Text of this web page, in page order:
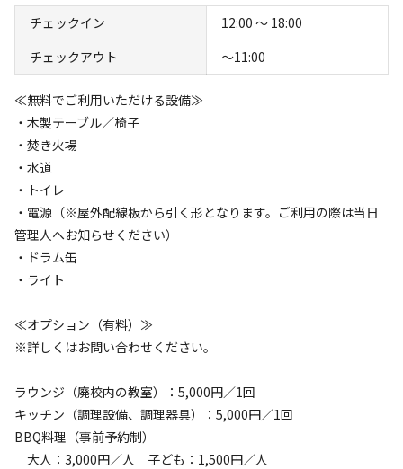
テーブル、丸太椅子、焚き火場、水道、電気、トイレ
ラウンジとキッチンは＋¥10,000で提供。
チェックイン
12:00 〜 18:00
チェックアウト
〜11:00
≪無料でご利用いただける設備≫
・木製テーブル／椅子
・焚き火場
・水道
・トイレ
・電源（※屋外配線板から引く形となります。ご利用の際は当日
管理人へお知らせください）
・ドラム缶
・ライト
≪オプション（有料）≫
※詳しくはお問い合わせください。
ラウンジ（廃校内の教室）：5,000円／1回
キッチン（調理設備、調理器具）：5,000円／1回
BBQ料理（事前予約制）
大人：3,000円／人 子ども：1,500円／人
人、家族、グループ向けに体験型アウトドアイベントを実
ご希望であれば体験・アクティビティ、夕飯を提供！
す。
無農薬無肥料で自然に近い状態で野菜を育てている自家農
場では、種まきや野菜収穫が体験できます。他にも、集落
案内やコーヒー焙煎など時期によって異なりますので、詳
しくはお問い合わせください。キャンプ場を利用するお客
様には、ただこのキャンプ場を利用するだけでなく、その
時にしか味わえない1年を通した四季折々「時」を私たち
がお裾分けします
川
987.8m
まったり
落ち着く
0
子連れグルキャンに最高の場所です！！！分校の教室が面白
い！子どもたちに大人気の場所でした。教室あり廊下あり黒
すけど） 特に黒板は、小学生たちが永遠に落書きしてまし
た。 古い教室を楽しめて、外には、大型テント3張りくらい
できるスペースもあります。 イケメンオーナーとも色々な話
をしてみたいし、また、行きたいと思います！